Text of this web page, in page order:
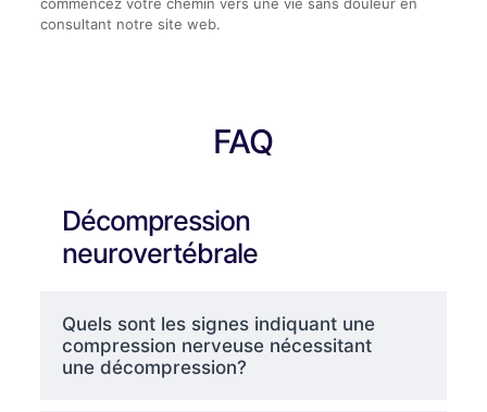
consultant notre site web.
FAQ
Décompression
neurovertébrale
Quels sont les signes indiquant une
compression nerveuse nécessitant
une décompression?